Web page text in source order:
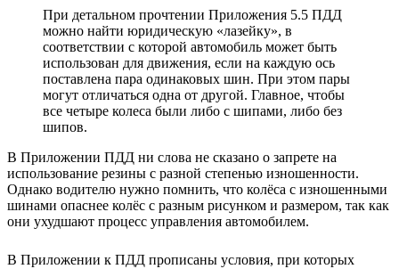
При детальном прочтении Приложения 5.5 ПДД
можно найти юридическую «лазейку», в
соответствии с которой автомобиль может быть
использован для движения, если на каждую ось
поставлена пара одинаковых шин. При этом пары
могут отличаться одна от другой. Главное, чтобы
все четыре колеса были либо с шипами, либо без
шипов.
В Приложении ПДД ни слова не сказано о запрете на
использование резины с разной степенью изношенности.
Однако водителю нужно помнить, что колёса с изношенными
шинами опаснее колёс с разным рисунком и размером, так как
они ухудшают процесс управления автомобилем.
В Приложении к ПДД прописаны условия, при которых